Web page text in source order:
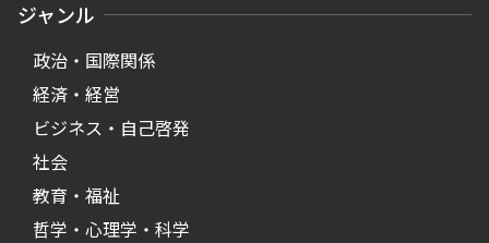
ジャンル
政治・国際関係
経済・経営
ビジネス・自己啓発
社会
教育・福祉
哲学・心理学・科学